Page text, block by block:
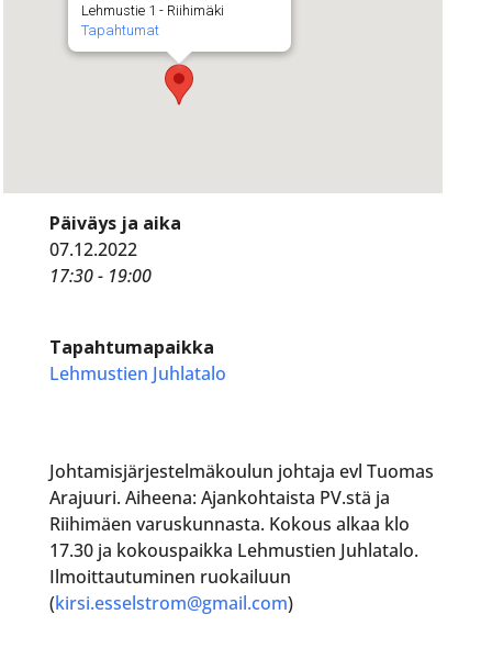
Lehmustie 1 - Riihimäki
Tapahtumat
Päiväys ja aika
07.12.2022
17:30 - 19:00
Tapahtumapaikka
Lehmustien Juhlatalo
Johtamisjärjestelmäkoulun johtaja evl Tuomas
Arajuuri. Aiheena: Ajankohtaista PV.stä ja
Riihimäen varuskunnasta. Kokous alkaa klo
17.30 ja kokouspaikka Lehmustien Juhlatalo.
Ilmoittautuminen ruokailuun
(kirsi.esselstrom@gmail.com)